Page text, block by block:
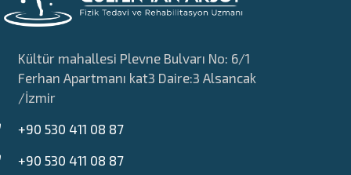
Kültür mahallesi Plevne Bulvarı No: 6/1
Ferhan Apartmanı kat3 Daire:3 Alsancak
/İzmir
+90 530 411 08 87
+90 530 411 08 87